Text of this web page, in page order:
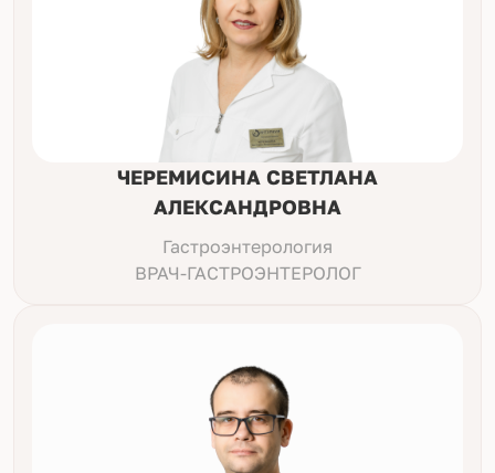
ЧЕРЕМИСИНА СВЕТЛАНА
АЛЕКСАНДРОВНА
Гастроэнтерология
ВРАЧ-ГАСТРОЭНТЕРОЛОГ